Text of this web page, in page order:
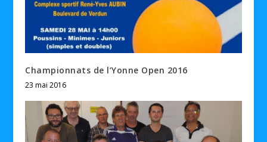
Championnats de l’Yonne Open 2016
23 mai 2016